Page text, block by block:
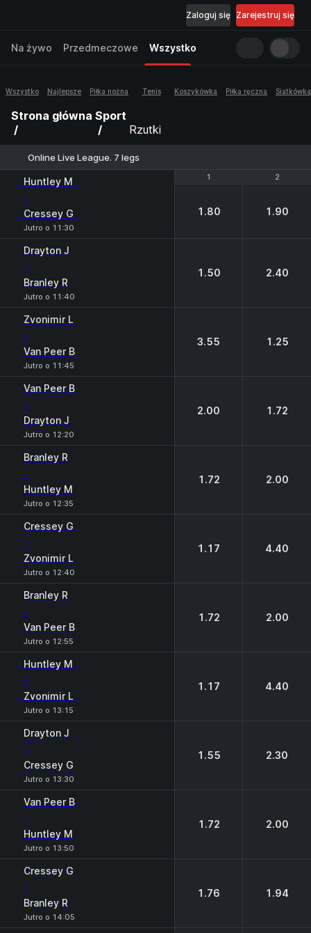
Zarejestruj się
Zaloguj się
Na żywo Przedmeczowe Wszystko
Wszystko Najlepsze Piłka nożna Tenis Koszykówka Piłka ręczna Siatkówka
Strona główna Sport
Rzutki
Online Live League. 7 legs
1 2
Huntley М
-
Cressey G
Jutro o 11:30
1 2
1.80 1.90
Drayton J
-
Branley R
Jutro o 11:40
1.50 2.40
Zvonimir L
-
Van Peer B
Jutro o 11:45
3.55 1.25
Van Peer B
-
Drayton J
Jutro o 12:20
2.00 1.72
Branley R
-
Huntley М
Jutro o 12:35
1.72 2.00
Cressey G
-
Zvonimir L
Jutro o 12:40
1.17 4.40
Branley R
-
Van Peer B
Jutro o 12:55
1.72 2.00
Huntley М
-
Zvonimir L
Jutro o 13:15
1.17 4.40
Drayton J
-
Cressey G
Jutro o 13:30
1.55 2.30
Van Peer B
-
Huntley М
Jutro o 13:50
1.72 2.00
Cressey G
-
Branley R
Jutro o 14:05
1.76 1.94